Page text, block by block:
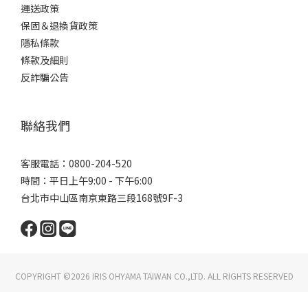
運送政策
保固＆退換貨政策
隱私條款
條款及細則
反詐騙公告
聯絡我們
客服電話：0800-204-520
時間：平日上午9:00 - 下午6:00
台北市中山區南京東路三段168號9F-3
COPYRIGHT ©2026 IRIS OHYAMA TAIWAN CO.,LTD. ALL RIGHTS RESERVED